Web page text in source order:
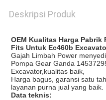
Deskripsi Produk
OEM Kualitas Harga Pabrik
Fits Untuk Ec460b
Gajah Limbah Power
Pompa Gear Ganda
Excavator,kualitas baik,
Harga bagus, garansi satu
layanan purna jual yang baik.
Data teknis: